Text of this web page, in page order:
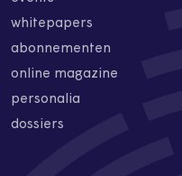
whitepapers
abonnementen
online magazine
personalia
dossiers